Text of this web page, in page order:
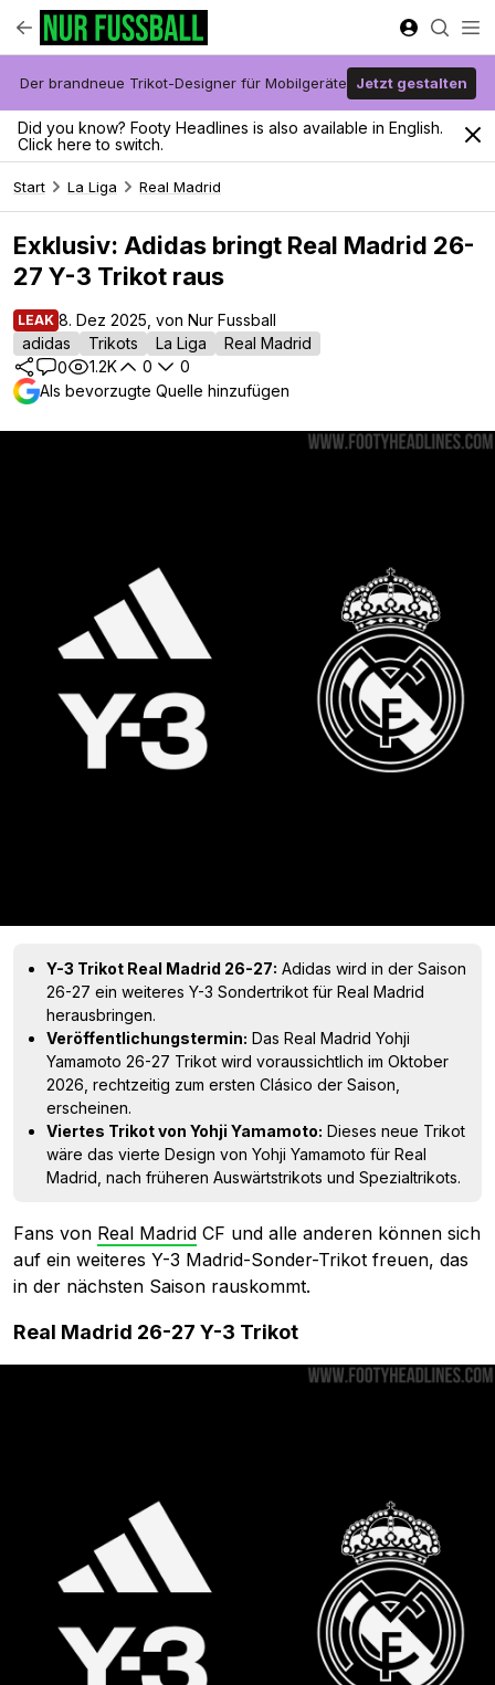
Der brandneue Trikot-Designer für Mobilgeräte Jetzt gestalten
Did you know? Footy Headlines is also available in English.
Click here to switch.
Start La Liga Real Madrid
Exklusiv: Adidas bringt Real Madrid 26-
27 Y-3 Trikot raus
LEAK 8. Dez 2025, von Nur Fussball
adidas
Trikots La Liga
Real Madrid
0
1.2K 0
0
Als bevorzugte Quelle hinzufügen
Y-3 Trikot Real Madrid 26-27: Adidas wird in der Saison
26-27 ein weiteres Y-3 Sondertrikot für Real Madrid
herausbringen.
Veröffentlichungstermin: Das Real Madrid Yohji
Yamamoto 26-27 Trikot wird voraussichtlich im Oktober
2026, rechtzeitig zum ersten Clásico der Saison,
erscheinen.
Viertes Trikot von Yohji Yamamoto: Dieses neue Trikot
wäre das vierte Design von Yohji Yamamoto für Real
Madrid, nach früheren Auswärtstrikots und Spezialtrikots.
Fans von Real Madrid CF und alle anderen können sich
auf ein weiteres Y-3 Madrid-Sonder-Trikot freuen, das
in der nächsten Saison rauskommt.
Real Madrid 26-27 Y-3 Trikot